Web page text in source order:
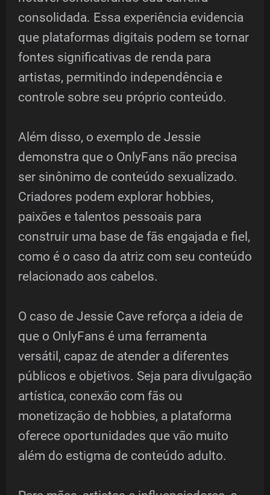
consolidada. Essa experiência evidencia
que plataformas digitais podem se tornar
fontes significativas de renda para
artistas, permitindo independência e
controle sobre seu próprio conteúdo.
Além disso, o exemplo de Jessie
demonstra que o OnlyFans não precisa
ser sinônimo de conteúdo sexualizado.
Criadores podem explorar hobbies,
paixões e talentos pessoais para
construir uma base de fãs engajada e fiel,
como é o caso da atriz com seu conteúdo
relacionado aos cabelos.
O caso de Jessie Cave reforça a ideia de
que o OnlyFans é uma ferramenta
versátil, capaz de atender a diferentes
públicos e objetivos. Seja para divulgação
artística, conexão com fãs ou
monetização de hobbies, a plataforma
oferece oportunidades que vão muito
além do estigma de conteúdo adulto.